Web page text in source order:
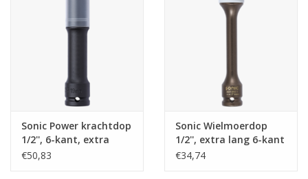
Sonic Power krachtdop
1/2'', 6-kant, extra
lang, 19mm
€50,83
Sonic Wielmoerdop
1/2'', extra lang 6-kant
voor aluminium velgen
€34,74